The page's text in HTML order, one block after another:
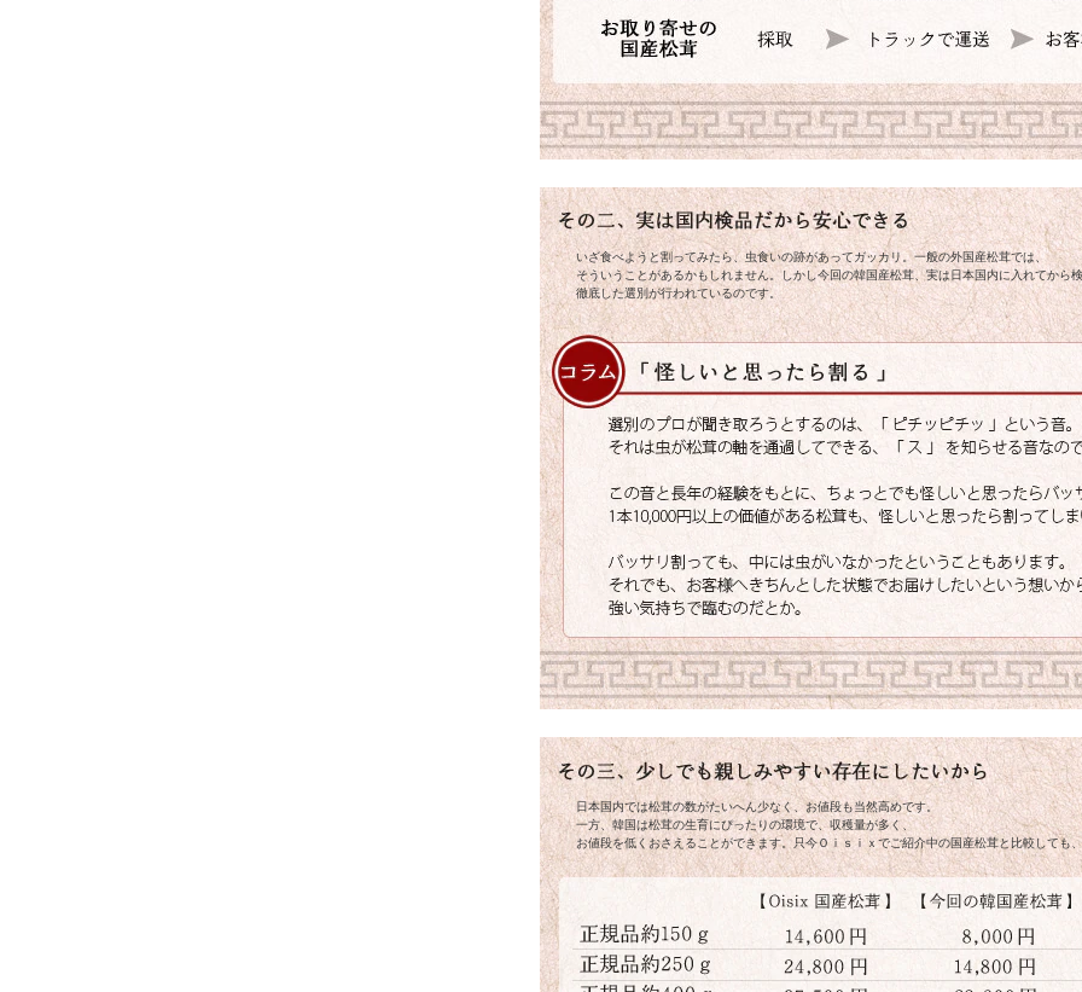
いざ食べようと割ってみたら、虫食いの跡があってガッカリ。一般の外国産松茸では、
そういうことがあるかもしれません。しかし今回の韓国産松茸、実は日本国内に入れてから
徹底した選別が行われているのです。
日本国内では松茸の数がたいへん少なく、お値段も当然高めです。
一方、韓国は松茸の生育にぴったりの環境で、収穫量が多く、
お値段を低くおさえることができます。只今Ｏｉｓｉｘでご紹介中の国産松茸と比較しても